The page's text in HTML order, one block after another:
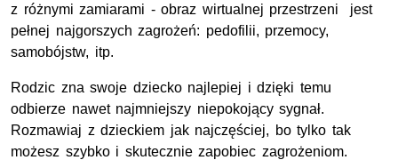
z różnymi zamiarami - obraz wirtualnej przestrzeni jest
pełnej najgorszych zagrożeń: pedofilii, przemocy,
samobójstw, itp.
Rodzic zna swoje dziecko najlepiej i dzięki temu
odbierze nawet najmniejszy niepokojący sygnał.
Rozmawiaj z dzieckiem jak najczęściej, bo tylko tak
możesz szybko i skutecznie zapobiec zagrożeniom.